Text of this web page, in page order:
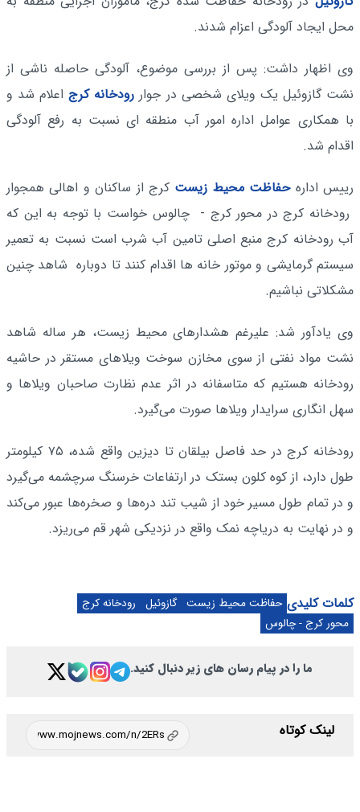
محل ایجاد آلودگی اعزام شدند.
وی اظهار داشت: پس از بررسی موضوع، آلودگی حاصله ناشی از
نشت گازوئیل یک ویلای شخصی در جوار رودخانه کرجاعلام شد و
با همکاری عوامل اداره امور آب منطقه ای نسبت به رفع آلودگی
اقدام شد.
رییس ادارهحفاظت محیط زیست کرج از ساکنان و اهالی همجوار
رودخانه کرج در محور کرج - چالوس خواست با توجه به این که
آب رودخانه کرج منبع اصلی تامین آب شرب است نسبت به تعمیر
سیستم گرمایشی و موتور خانه ها اقدام کنند تا دوباره شاهد چنین
مشکلاتی نباشیم.
وی یادآور شد: علیرغم هشدارهای محیط زیست، هر ساله شاهد
نشت مواد نفتی از سوی مخازن سوخت ویلاهای مستقر در حاشیه
رودخانه هستیم که متاسفانه در اثر عدم نظارت صاحبان ویلاها و
سهل انگاری سرایدار ویلاها صورت می‌گیرد.
رودخانه کرج در حد فاصل بیلقان تا دیزین واقع شده، ۷۵ کیلومتر
طول دارد، از کوه کلون بستک در ارتفاعات خرسنگ سرچشمه می‌گیرد
و در تمام طول مسیر خود از شیب تند دره‌ها و صخره‌ها عبور می‌کند
و در نهایت به دریاچه نمک واقع در نزدیکی شهر قم می‌ریزد.
کلمات کلیدی حفاظت محیط زیست گازوئیل
رودخانه کرج
محور کرج - چالوس
ما را در پیام رسان های زیر دنبال کنید.
لینک کوتاه